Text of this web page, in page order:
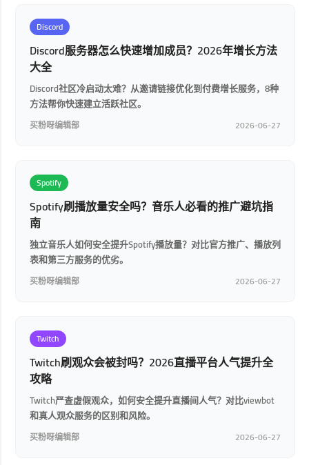
Discord
Discord服务器怎么快速增加成员？2026年增长方法
大全
Discord社区冷启动太难？从邀请链接优化到付费增长服务，8种
方法帮你快速建立活跃社区。
买粉呀编辑部 2026-06-27
Spotify
Spotify刷播放量安全吗？音乐人必看的推广避坑指
南
独立音乐人如何安全提升Spotify播放量？对比官方推广、播放列
表和第三方服务的优劣。
买粉呀编辑部 2026-06-27
Twitch
Twitch刷观众会被封吗？2026直播平台人气提升全
攻略
Twitch严查虚假观众，如何安全提升直播间人气？对比viewbot
和真人观众服务的区别和风险。
买粉呀编辑部 2026-06-27